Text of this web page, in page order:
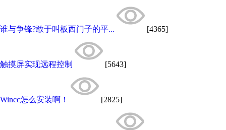
谁与争锋?敢于叫板西门子的平... [4365]
触摸屏实现远程控制 [5643]
Wincc怎么安装啊！ [2825]